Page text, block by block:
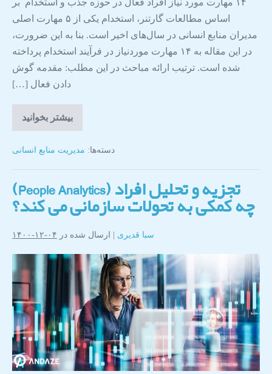
اساس مطالعات گارتنر، استخدام یکی از ۵ مهارت اصلی
مدیران منابع انسانی در سال‌های اخیر است. بنا به این ضرورت،
در این مقاله به ۱۴ مهارت موردنیاز در فرآیند استخدام پرداخته
شده است. ترتیب ارائه مباحث در این مطلب: مقدمه گوش
دادن فعال […]
بیشتر بخوانید
دسته‌ها: مدیریت منابع انسانی
تجزیه و تحلیل افراد (People Analytics)
چه کمکی به تحولات سازمانی می کند؟
سبا قدیری| ارسال شده در ۰۴-۱۲-۱۴۰۰